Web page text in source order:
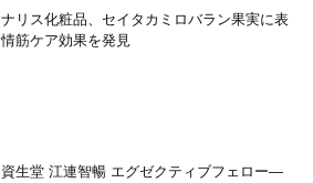
ナリス化粧品、セイタカミロバラン果実に表
情筋ケア効果を発見
資生堂 江連智暢 エグゼクティブフェロー―